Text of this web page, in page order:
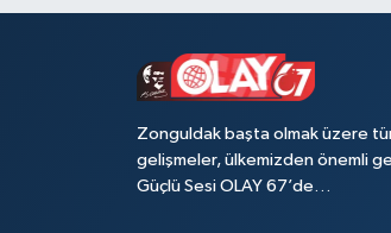
Zonguldak başta olmak üzere
gelişmeler, ülkemizden önemli
Güçlü Sesi OLAY 67’de…